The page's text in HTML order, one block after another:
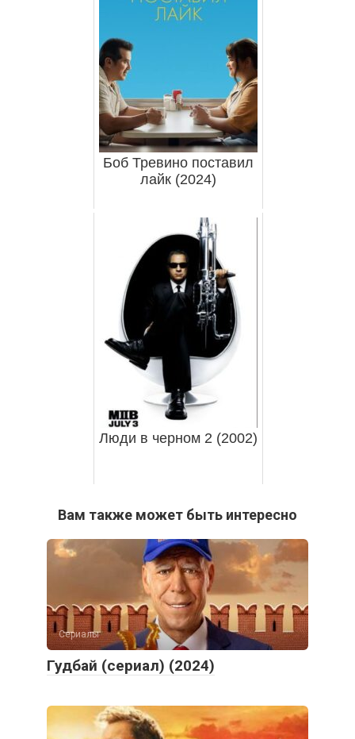
Боб Тревино поставил
лайк (2024)
Люди в черном 2 (2002)
Вам также может быть интересно
Сериалы
Гудбай (сериал) (2024)